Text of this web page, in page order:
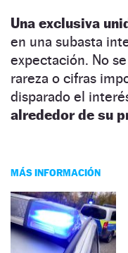
Una exclusiva
en una subasta
expectación. No
rareza o cifras
disparado el
alrededor de su
MÁS INFORMACIÓN